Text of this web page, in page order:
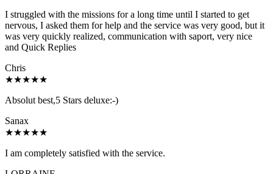
I struggled with the missions for a long time until I started to get
nervous, I asked them for help and the service was very good, but it
was very quickly realized, communication with saport, very nice
and Quick Replies
Chris
★★★★★
Absolut best,5 Stars deluxe:-)
Sanax
★★★★★
I am completely satisfied with the service.